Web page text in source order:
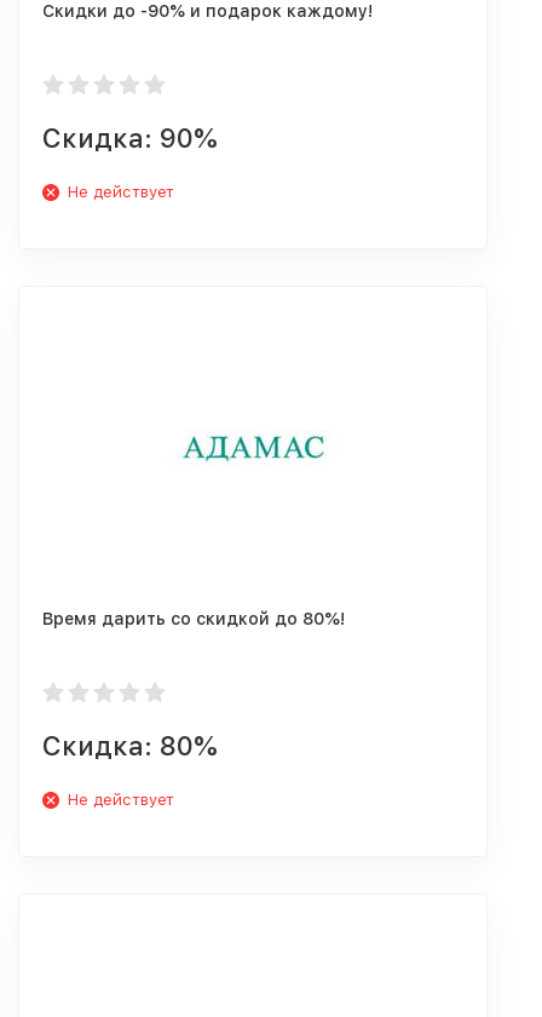
Скидки до -90% и подарок каждому!
Скидка: 90%
Не действует
Время дарить со скидкой до 80%!
Скидка: 80%
Не действует